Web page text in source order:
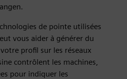
de pointe utilisées
vous aider à générer du
profil sur les réseaux
contrôlent les machines,
pour indiquer les